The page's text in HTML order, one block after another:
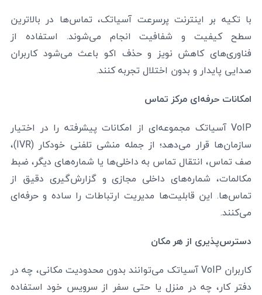
با تکیه بر اینترنت پرسرعت آسیاتک، تماس‌ها در بالاترین
سطح کیفیت و شفافیت انجام می‌شوند. استفاده از
فناوری‌های کاهش نویز و حذف اکو باعث می‌شود کاربران
صدایی پایدار و بدون اختلال تجربه کنند.
امکانات حرفه‌ای مرکز تماس
VoIP آسیاتک مجموعه‌ای از امکانات پیشرفته را در اختیار
سازمان‌ها قرار می‌دهد؛ از جمله منشی تلفنی خودکار (IVR)،
صف تماس، انتقال تماس به داخلی‌ها یا شماره‌های دیگر، ضبط
مکالمات، شماره‌های داخلی مجازی و گزارش‌گیری دقیق از
تماس‌ها. این قابلیت‌ها مدیریت ارتباطات را ساده و حرفه‌ای
می‌کنند.
دسترس‌پذیری از هر مکان
کاربران VoIP آسیاتک می‌توانند بدون محدودیت مکانی، چه در
دفتر کار، چه در منزل یا حتی سفر از سرویس خود استفاده